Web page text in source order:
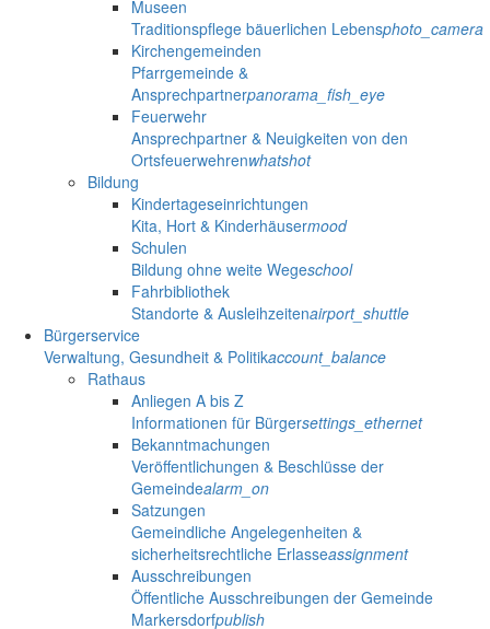
Museen
Traditionspflege bäuerlichen Lebensphoto_camera
Kirchengemeinden
Pfarrgemeinde &
Ansprechpartnerpanorama_fish_eye
Feuerwehr
Ansprechpartner & Neuigkeiten von den
Ortsfeuerwehrenwhatshot
Bildung
Kindertageseinrichtungen
Kita, Hort & Kinderhäusermood
Schulen
Bildung ohne weite Wegeschool
Fahrbibliothek
Standorte & Ausleihzeitenairport_shuttle
Bürgerservice
Verwaltung, Gesundheit & Politikaccount_balance
Rathaus
Anliegen A bis Z
Informationen für Bürgersettings_ethernet
Bekanntmachungen
Veröffentlichungen & Beschlüsse der
Gemeindealarm_on
Satzungen
Gemeindliche Angelegenheiten &
sicherheitsrechtliche Erlasseassignment
Ausschreibungen
Öffentliche Ausschreibungen der Gemeinde
Markersdorfpublish